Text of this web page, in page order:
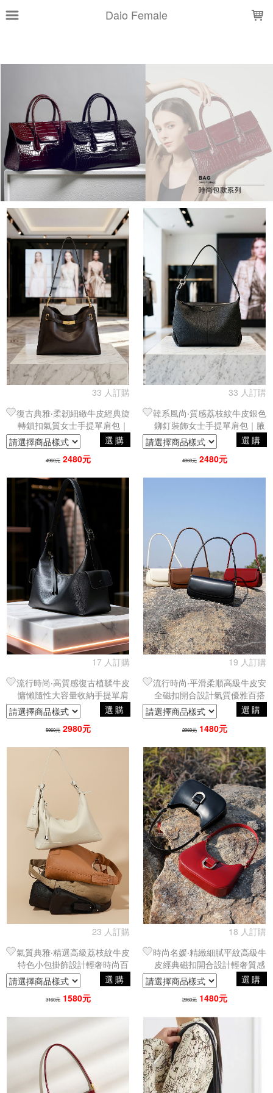
Daio Female
全部樣式 酒紅
大象灰
米白
焦糖 奶昔白 白
杏
全部尺寸
篩選
33 人訂購
復古典雅‧柔韌細緻牛皮經典旋
轉鎖扣氣質女士手提單肩包｜
腋下包
選購
4960元 2480元
33 人訂購
韓系風尚‧質感荔枝紋牛皮銀色
鉚釘裝飾女士手提單肩包｜腋
下包
選購
4960元 2480元
17 人訂購
流行時尚‧高質感復古植鞣牛皮
慵懶隨性大容量收納手提單肩
包｜腋下包
選購
5960元 2980元
19 人訂購
流行時尚‧平滑柔順高級牛皮安
全磁扣開合設計氣質優雅百搭
手提單肩包／腋下包選購
2960元 1480元
23 人訂購
氣質典雅‧精選高級荔枝紋牛皮
特色小包掛飾設計輕奢時尚百
搭單肩包／腋下包選購
3160元 1580元
18 人訂購
時尚名媛‧精緻細膩平紋高級牛
皮經典磁扣開合設計輕奢質感
百搭手提單肩包／腋下包
選購
2960元 1480元